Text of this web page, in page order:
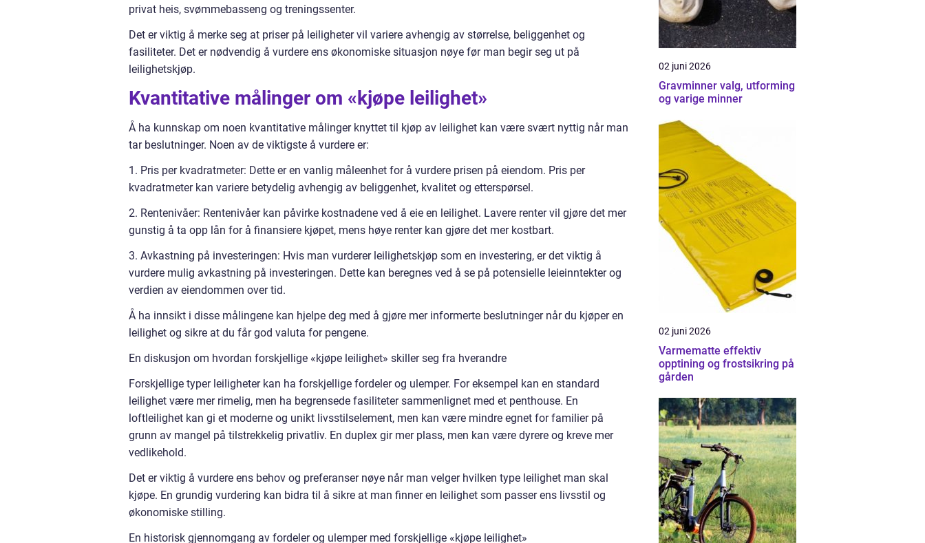
privat heis, svømmebasseng og treningssenter.
Det er viktig å merke seg at priser på leiligheter vil variere avhengig av størrelse, beliggenhet og
fasiliteter. Det er nødvendig å vurdere ens økonomiske situasjon nøye før man begir seg ut på
leilighetskjøp.
Kvantitative målinger om «kjøpe leilighet»
Å ha kunnskap om noen kvantitative målinger knyttet til kjøp av leilighet kan være svært nyttig når man
tar beslutninger. Noen av de viktigste å vurdere er:
1. Pris per kvadratmeter: Dette er en vanlig måleenhet for å vurdere prisen på eiendom. Pris per
kvadratmeter kan variere betydelig avhengig av beliggenhet, kvalitet og etterspørsel.
2. Rentenivåer: Rentenivåer kan påvirke kostnadene ved å eie en leilighet. Lavere renter vil gjøre det mer
gunstig å ta opp lån for å finansiere kjøpet, mens høye renter kan gjøre det mer kostbart.
3. Avkastning på investeringen: Hvis man vurderer leilighetskjøp som en investering, er det viktig å
vurdere mulig avkastning på investeringen. Dette kan beregnes ved å se på potensielle leieinntekter og
verdien av eiendommen over tid.
Å ha innsikt i disse målingene kan hjelpe deg med å gjøre mer informerte beslutninger når du kjøper en
leilighet og sikre at du får god valuta for pengene.
En diskusjon om hvordan forskjellige «kjøpe leilighet» skiller seg fra hverandre
Forskjellige typer leiligheter kan ha forskjellige fordeler og ulemper. For eksempel kan en standard
leilighet være mer rimelig, men ha begrensede fasiliteter sammenlignet med et penthouse. En
loftleilighet kan gi et moderne og unikt livsstilselement, men kan være mindre egnet for familier på
grunn av mangel på tilstrekkelig privatliv. En duplex gir mer plass, men kan være dyrere og kreve mer
vedlikehold.
Det er viktig å vurdere ens behov og preferanser nøye når man velger hvilken type leilighet man skal
kjøpe. En grundig vurdering kan bidra til å sikre at man finner en leilighet som passer ens livsstil og
økonomiske stilling.
En historisk gjennomgang av fordeler og ulemper med forskjellige «kjøpe leilighet»
02 juni 2026
Gravminner valg, utforming
og varige minner
02 juni 2026
Varmematte effektiv
opptining og frostsikring på
gården